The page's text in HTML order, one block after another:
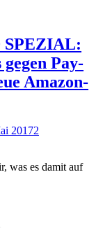
SPEZIAL:
Pay-
Amazon-
20172
was es damit auf